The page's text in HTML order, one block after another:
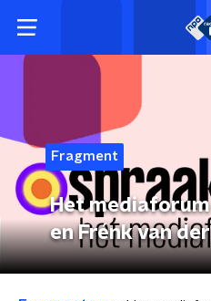
Fragment
Het
en Frénk van